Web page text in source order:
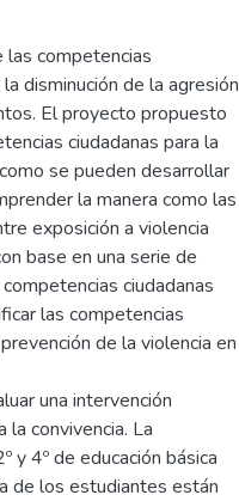
las competencias
disminución de la agresión
El proyecto propuesto
ciudadanas para la
se pueden desarrollar
la manera como las
exposición a violencia
base en una serie de
ciudadanas
las competencias
de la violencia en
una intervención
convivencia. La
y 4º de educación básica
de los estudiantes están